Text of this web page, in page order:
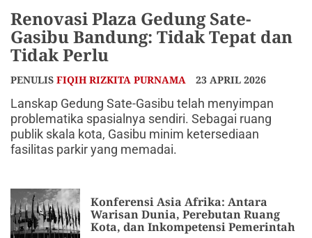
Renovasi Plaza Gedung Sate-
Gasibu Bandung: Tidak Tepat dan
Tidak Perlu
PENULIS FIQIH RIZKITA PURNAMA 23 APRIL 2026
Lanskap Gedung Sate-Gasibu telah menyimpan
problematika spasialnya sendiri. Sebagai ruang
publik skala kota, Gasibu minim ketersediaan
fasilitas parkir yang memadai.
Konferensi Asia Afrika: Antara
Warisan Dunia, Perebutan Ruang
Kota, dan Inkompetensi Pemerintah